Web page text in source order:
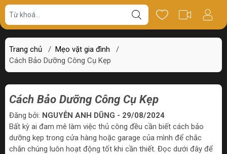
Trang chủ / Mẹo vặt gia đình
/
Cách Bảo Dưỡng Công Cụ Kẹp
Cách Bảo Dưỡng Công Cụ Kẹp
Đăng bởi: NGUYỄN ANH DŨNG - 29/08/2024
Bất kỳ ai đam mê làm việc thủ công đều cần biết cách bảo
dưỡng kẹp trong cửa hàng hoặc garage của mình để chắc
chắn chúng luôn hoạt động tốt khi cần thiết. Đọc dưới đây để